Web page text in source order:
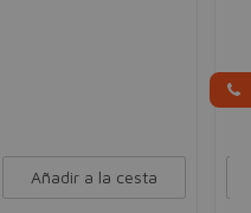
Añadir a la cesta